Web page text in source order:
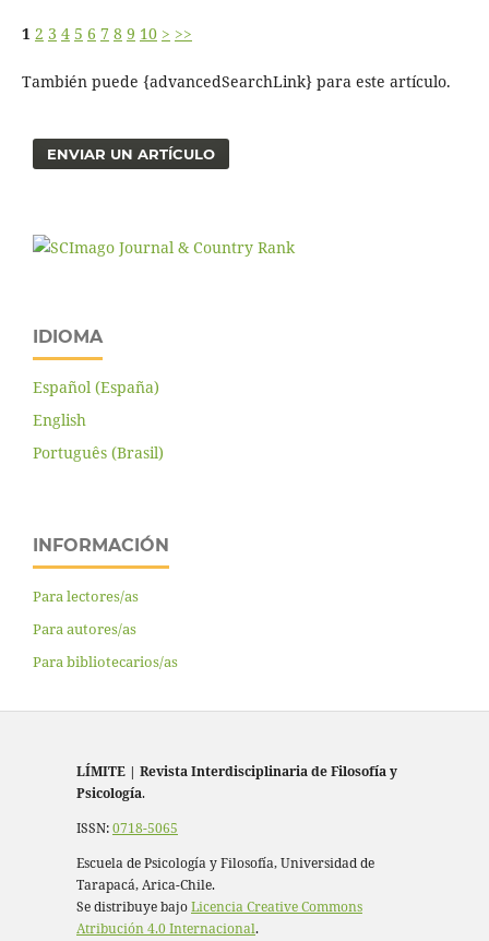
1 2 3 4 5 6 7 8 9 10 > >>
También puede {advancedSearchLink} para este artículo.
ENVIAR UN ARTÍCULO
IDIOMA
Español (España)
English
Português (Brasil)
INFORMACIÓN
Para lectores/as
Para autores/as
Para bibliotecarios/as
LÍMITE | Revista Interdisciplinaria de Filosofía y
Psicología.
ISSN:0718-5065
Escuela de Psicología y Filosofía, Universidad de
Tarapacá, Arica-Chile.
Se distribuye bajoLicencia Creative Commons
Atribución 4.0 Internacional.